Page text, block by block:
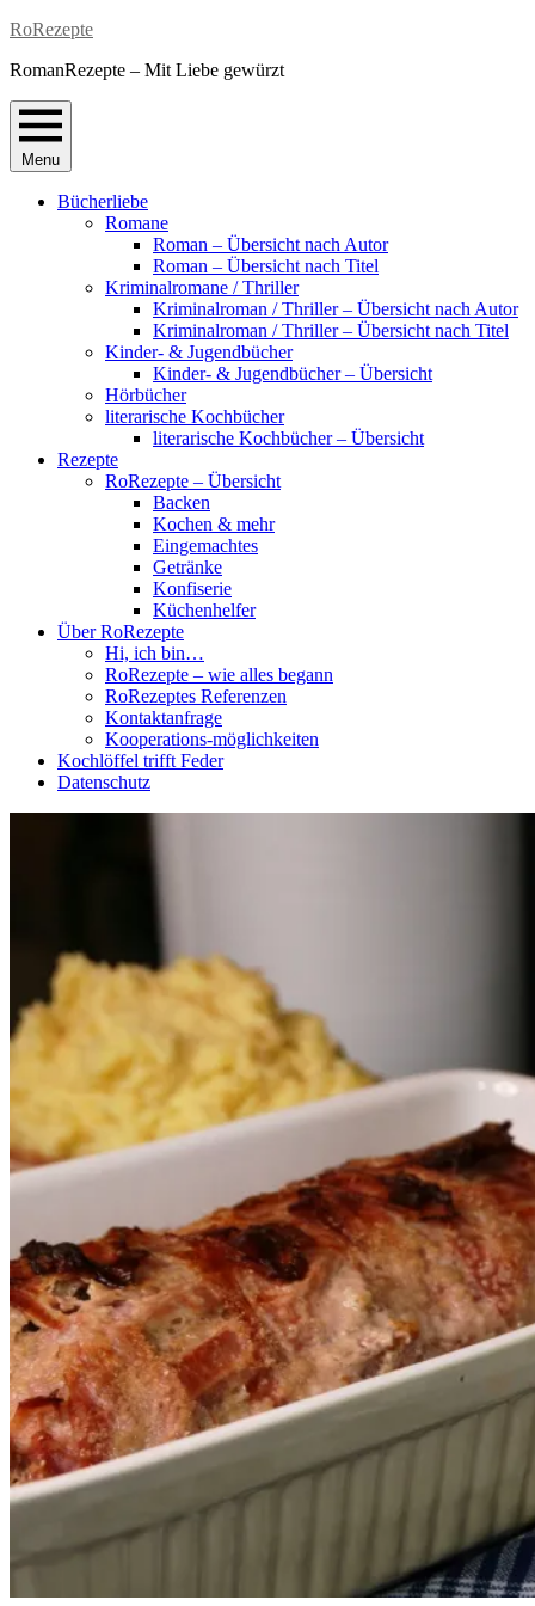
Skip
content
RoRezepte
RomanRezepte – Mit Liebe gewürzt
Menu
Bücherliebe
Romane
Roman – Übersicht nach Autor
Roman – Übersicht nach Titel
Kriminalromane / Thriller
Kriminalroman / Thriller – Übersicht nach Autor
Kriminalroman / Thriller – Übersicht nach Titel
Kinder- & Jugendbücher
Kinder- & Jugendbücher – Übersicht
Hörbücher
literarische Kochbücher
literarische Kochbücher – Übersicht
Rezepte
RoRezepte – Übersicht
Backen
Kochen & mehr
Eingemachtes
Getränke
Konfiserie
Küchenhelfer
Über RoRezepte
Hi, ich bin…
RoRezepte – wie alles begann
RoRezeptes Referenzen
Kontaktanfrage
Kooperations-möglichkeiten
Kochlöffel trifft Feder
Datenschutz